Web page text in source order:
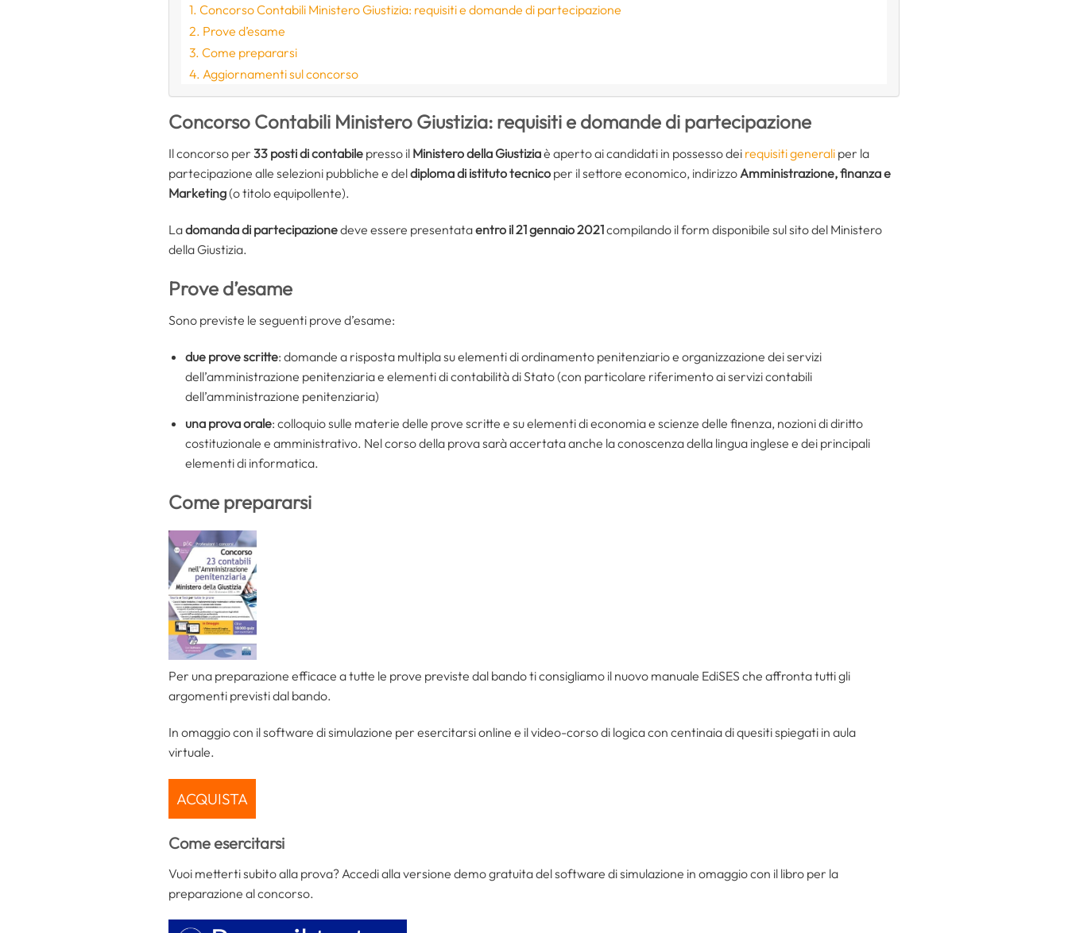
Concorso Contabili Ministero Giustizia: requisiti e domande di partecipazione
Prove d’esame
Come prepararsi
Aggiornamenti sul concorso
Concorso Contabili Ministero Giustizia: requisiti e domande di partecipazione
Il concorso per 33 posti di contabile presso il Ministero della Giustiziaè aperto ai candidati in possesso dei requisiti generali per la
partecipazione alle selezioni pubbliche e deldiploma di istituto tecnico per il settore economico, indirizzoAmministrazione, finanza e
Marketing(o titolo equipollente).
Ladomanda di partecipazionedeve essere presentataentro il 21 gennaio 2021compilando il form disponibile sul sito del Ministero
della Giustizia.
Prove d’esame
Sono previste le seguenti prove d’esame:
due prove scritte: domande a risposta multipla su elementi di ordinamento penitenziario e organizzazione dei servizi
dell’amministrazione penitenziaria e elementi di contabilità di Stato (con particolare riferimento ai servizi contabili
dell’amministrazione penitenziaria)
una prova orale: colloquio sulle materie delle prove scritte e su elementi di economia e scienze delle finenza, nozioni di diritto
costituzionale e amministrativo. Nel corso della prova sarà accertata anche la conoscenza della lingua inglese e dei principali
elementi di informatica.
Come prepararsi
Per una preparazione efficace a tutte le prove previste dal bando ti consigliamo il nuovo manuale EdiSES che affronta tutti gli
argomenti previsti dal bando.
In omaggio con il software di simulazione per esercitarsi online e il video-corso di logica con centinaia di quesiti spiegati in aula
virtuale.
ACQUISTA
Come esercitarsi
Vuoi metterti subito alla prova? Accedi alla versione demo gratuita del software di simulazione in omaggio con il libro per la
preparazione al concorso.